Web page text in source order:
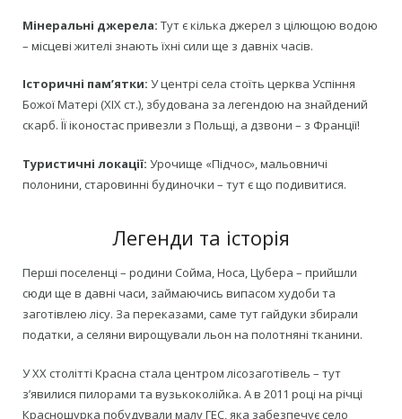
Мінеральні джерела: Тут є кілька джерел з цілющою водою
– місцеві жителі знають їхні сили ще з давніх часів.
Історичні пам’ятки: У центрі села стоїть церква Успіння
Божої Матері (XIX ст.), збудована за легендою на знайдений
скарб. Її іконостас привезли з Польщі, а дзвони – з Франції!
Туристичні локації: Урочище «Підчос», мальовничі
полонини, старовинні будиночки – тут є що подивитися.
Легенди та історія
Перші поселенці – родини Сойма, Носа, Цубера – прийшли
сюди ще в давні часи, займаючись випасом худоби та
заготівлею лісу. За переказами, саме тут гайдуки збирали
податки, а селяни вирощували льон на полотняні тканини.
У ХХ столітті Красна стала центром лісозаготівель – тут
з’явилися пилорами та вузькоколійка. А в 2011 році на річці
Красношурка побудували малу ГЕС, яка забезпечує село